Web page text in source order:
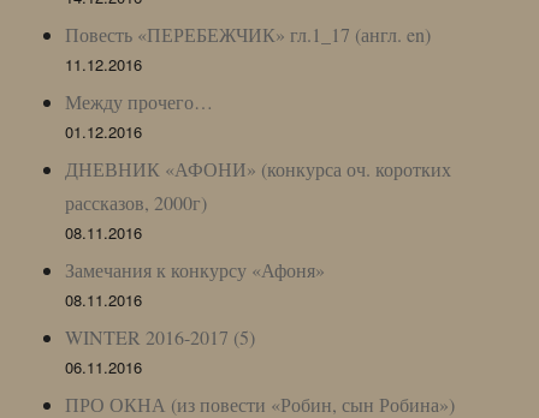
Повесть «ПЕРЕБЕЖЧИК» гл.1_17 (англ. en)
11.12.2016
Между прочего…
01.12.2016
ДНЕВНИК «АФОНИ» (конкурса оч. коротких
рассказов, 2000г)
08.11.2016
Замечания к конкурсу «Афоня»
08.11.2016
WINTER 2016-2017 (5)
06.11.2016
ПРО ОКНА (из повести «Робин, сын Робина»)